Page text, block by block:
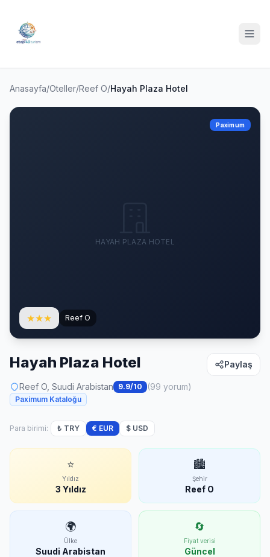
Anasayfa/Oteller/Reef O/Hayah Plaza Hotel
HAYAH PLAZA HOTEL
★★★ Reef O
Paximum
Hayah Plaza Hotel Paylaş
Reef O, Suudi Arabistan 9.9/10 (99 yorum)
Paximum Kataloğu
Para birimi: ₺ TRY € EUR $ USD
⭐
Yıldız
3 Yıldız
🏙
Şehir
Reef O
🌍
Ülke
Suudi Arabistan
🔄
Fiyat verisi
Güncel